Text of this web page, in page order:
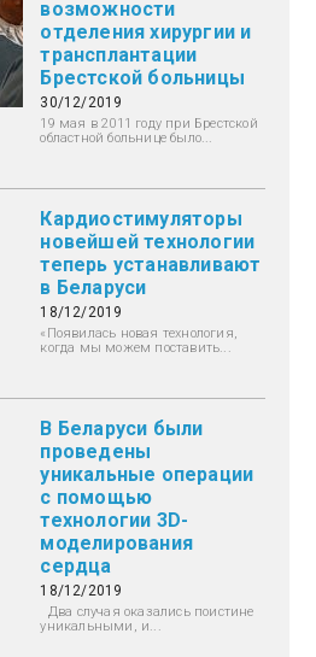
возможности
отделения хирургии и
трансплантации
Брестской больницы
30/12/2019
19 мая в 2011 году при Брестской
областной больнице было...
Кардиостимуляторы
новейшей технологии
теперь устанавливают
в Беларуси
18/12/2019
«Появилась новая технология,
когда мы можем поставить...
В Беларуси были
проведены
уникальные операции
с помощью
технологии 3D-
моделирования
сердца
18/12/2019
Два случая оказались поистине
уникальными, и...